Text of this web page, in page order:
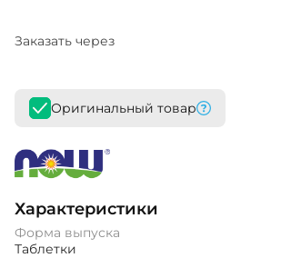
Заказать через
Оригинальный товар
Характеристики
Форма выпуска
Таблетки